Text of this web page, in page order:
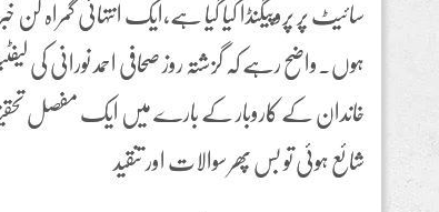
سائیٹ پر پروپیگنڈا کیا گیا ہے،ایک انتہائی گمراہ کن
ہوں۔واضح رہے کہ گزشتہ روز صحافی احمد نورانی کی
خاندان کے کاروبار کے بارے میں ایک مفصل
شائع ہوئی تو بس پھر سوالات اور تنقید